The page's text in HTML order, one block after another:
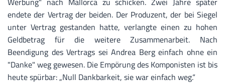
endete der Vertrag der beiden. Der Produzent, der bei Siegel
unter Vertrag gestanden hatte, verlangte einen zu hohen
Geldbetrag für die weitere Zusammenarbeit. Nach
Beendigung des Vertrags sei Andrea Berg einfach ohne ein
"Danke" weg gewesen. Die Empörung des Komponisten ist bis
heute spürbar: „Null Dankbarkeit, sie war einfach weg.“